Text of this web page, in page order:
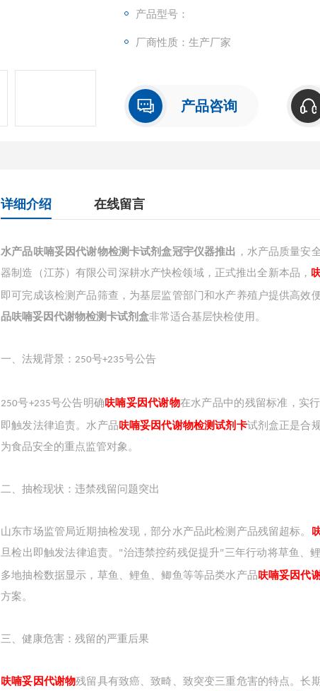
产品型号：
厂商性质：生产厂家
产品咨询
详细介绍 在线留言
水产品呋喃妥因代谢物检测卡试剂盒冠宇仪器推出 ，水产品质量安
器制造（江苏）有限公司深耕水产快检领域，正式推出全新本品，
即可完成该检测产品筛查，为基层监管部门和水产养殖户提供高效
品呋喃妥因代谢物检测卡试剂盒非常适合基层快检使用。
一、法规背景： 250号+235号公告
250号+235号公告明确呋喃妥因代谢物在水产品中的残留标准，实
即触发法律追责。水产品呋喃妥因代谢物检测试剂卡试剂盒正是合
为食品安全的重点监管对象。
二、抽检现状：违禁残留问题突出
山东市场监管局近期抽检发现，部分水产品此检测产品残留超标。
旦检出即触发法律追责。 "治违禁控药残促提升" 三年行动将草鱼、
多地抽检数据显示，草鱼、鲤鱼、鲫鱼等等品类水产品呋喃妥因代
方案。
三、健康危害：残留的严重后果
呋喃妥因代谢物残留具有致癌、致畸、致突变三重危害的特点。长